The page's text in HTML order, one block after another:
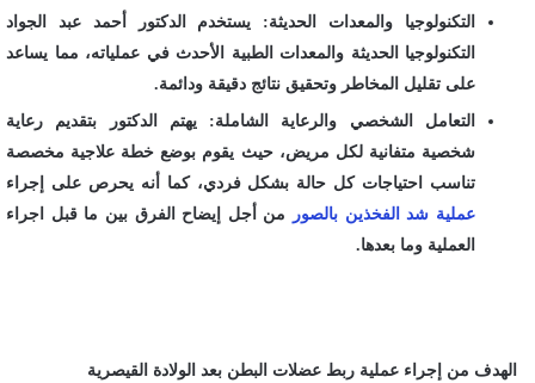
التكنولوجيا والمعدات الحديثة: يستخدم الدكتور أحمد عبد الجواد
التكنولوجيا الحديثة والمعدات الطبية الأحدث في عملياته، مما يساعد
على تقليل المخاطر وتحقيق نتائج دقيقة ودائمة.
التعامل الشخصي والرعاية الشاملة: يهتم الدكتور بتقديم رعاية
شخصية متفانية لكل مريض، حيث يقوم بوضع خطة علاجية مخصصة
تناسب احتياجات كل حالة بشكل فردي، كما أنه يحرص على إجراء
عملية شد الفخذين بالصور
من أجل إيضاح الفرق بين ما قبل اجراء
العملية وما بعدها.
الهدف من إجراء عملية ربط عضلات البطن بعد الولادة القيصرية